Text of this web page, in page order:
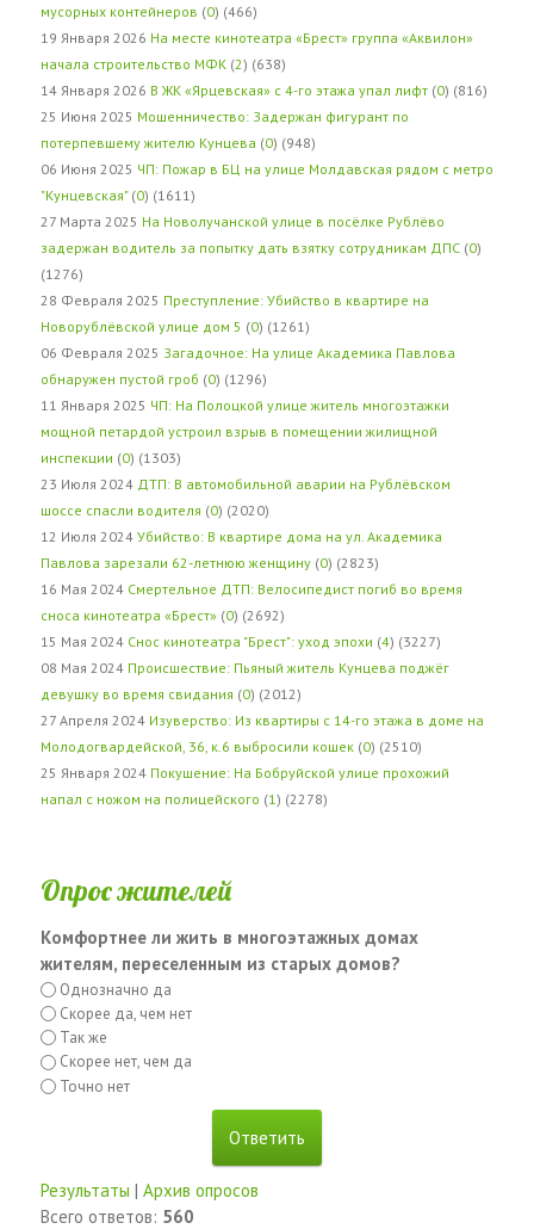
мусорных контейнеров (0) (466)
19 Января 2026 На месте кинотеатра «Брест» группа «Аквилон»
начала строительство МФК (2) (638)
14 Января 2026 В ЖК «Ярцевская» с 4-го этажа упал лифт (0) (816)
25 Июня 2025 Мошенничество: Задержан фигурант по
потерпевшему жителю Кунцева (0) (948)
06 Июня 2025 ЧП: Пожар в БЦ на улице Молдавская рядом с метро
"Кунцевская" (0) (1611)
27 Марта 2025 На Новолучанской улице в посёлке Рублёво
задержан водитель за попытку дать взятку сотрудникам ДПС (0)
(1276)
28 Февраля 2025 Преступление: Убийство в квартире на
Новорублёвской улице дом 5 (0) (1261)
06 Февраля 2025 Загадочное: На улице Академика Павлова
обнаружен пустой гроб (0) (1296)
11 Января 2025 ЧП: На Полоцкой улице житель многоэтажки
мощной петардой устроил взрыв в помещении жилищной
инспекции (0) (1303)
23 Июля 2024 ДТП: В автомобильной аварии на Рублёвском
шоссе спасли водителя (0) (2020)
12 Июля 2024 Убийство: В квартире дома на ул. Академика
Павлова зарезали 62-летнюю женщину (0) (2823)
16 Мая 2024 Смертельное ДТП: Велосипедист погиб во время
сноса кинотеатра «Брест» (0) (2692)
15 Мая 2024 Снос кинотеатра "Брест": уход эпохи (4) (3227)
08 Мая 2024 Происшествие: Пьяный житель Кунцева поджёг
девушку во время свидания (0) (2012)
27 Апреля 2024 Изуверство: Из квартиры с 14-го этажа в доме на
Молодогвардейской, 36, к.6 выбросили кошек (0) (2510)
25 Января 2024 Покушение: На Бобруйской улице прохожий
напал с ножом на полицейского (1 ) (2278)
Опрос жителей
Комфортнее ли жить в многоэтажных домах
жителям, переселенным из старых домов?
Однозначно да
Скорее да, чем нет
Так же
Скорее нет, чем да
Точно нет
Результаты | Архив опросов
Всего ответов: 560